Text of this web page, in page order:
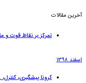
آخرین مقالات
تمرکز بر نقاط قوت و
اسفند 1398
کرونا پیشگیری،